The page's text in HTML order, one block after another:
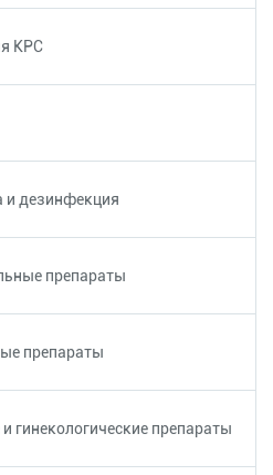
КРС
и дезинфекция
препараты
препараты
гинекологические препараты